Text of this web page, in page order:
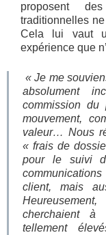
proposent
traditionnelles
Cela lui vaut
expérience que
« Je me
absolument
commission du
mouvement,
valeur… Nous
« frais de
pour le suivi
client, mais
cherchaient à
tellement